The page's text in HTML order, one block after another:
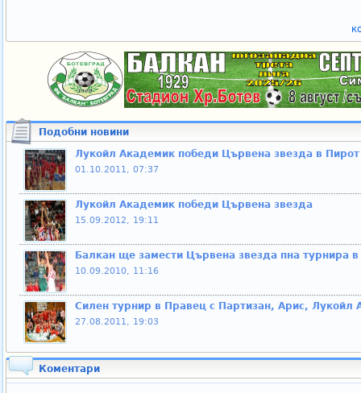
Подобни новини
Лукойл Академик победи Цървена звезда в Пирот
01.10.2011, 07:37
Лукойл Академик победи Цървена звезда
15.09.2012, 19:11
Балкан ще замести Цървена звезда пна турнира
10.09.2010, 11:16
Силен турнир в Правец с Партизан, Арис,
27.08.2011, 19:03
Коментари